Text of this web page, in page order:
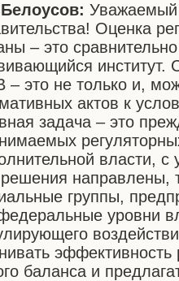
:
Оценка
– это
институт.
– это не только и,
актов к
задача – это
власти, с
направлены,
группы,
уровни
эффективность
баланса и